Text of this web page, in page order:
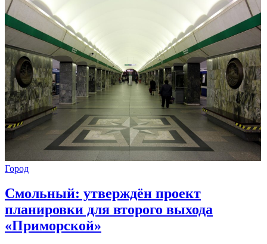
Город
Смольный: утверждён проект
планировки для второго выхода
«Приморской»